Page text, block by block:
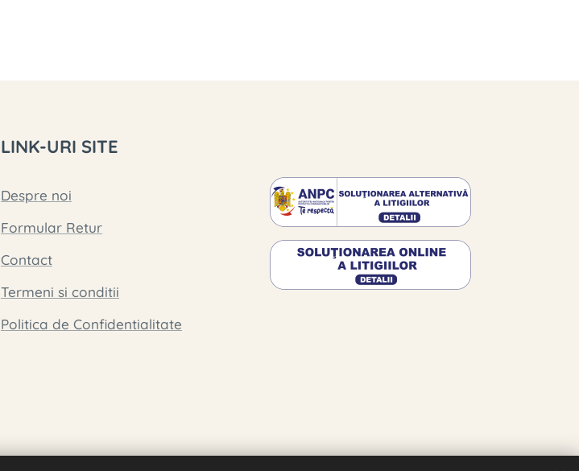
LINK-URI SITE
Despre noi
Formular Retur
Contact
Termeni si conditii
Politica de Confidentialitate